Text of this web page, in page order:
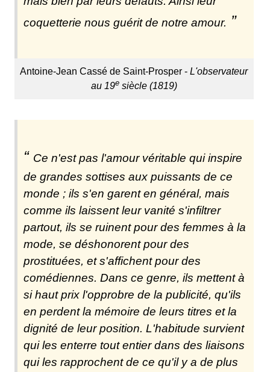
coquetterie nous guérit de notre amour.
Antoine-Jean Cassé de Saint-Prosper -L'observateur
au 19esiècle (1819)
Ce n'est pas l'amour véritable qui inspire
de grandes sottises aux puissants de ce
monde ; ils s'en garent en général, mais
comme ils laissent leur vanité s'infiltrer
partout, ils se ruinent pour des femmes à la
mode, se déshonorent pour des
prostituées, et s'affichent pour des
comédiennes. Dans ce genre, ils mettent à
si haut prix l'opprobre de la publicité, qu'ils
en perdent la mémoire de leurs titres et la
dignité de leur position. L'habitude survient
qui les enterre tout entier dans des liaisons
qui les rapprochent de ce qu'il y a de plus